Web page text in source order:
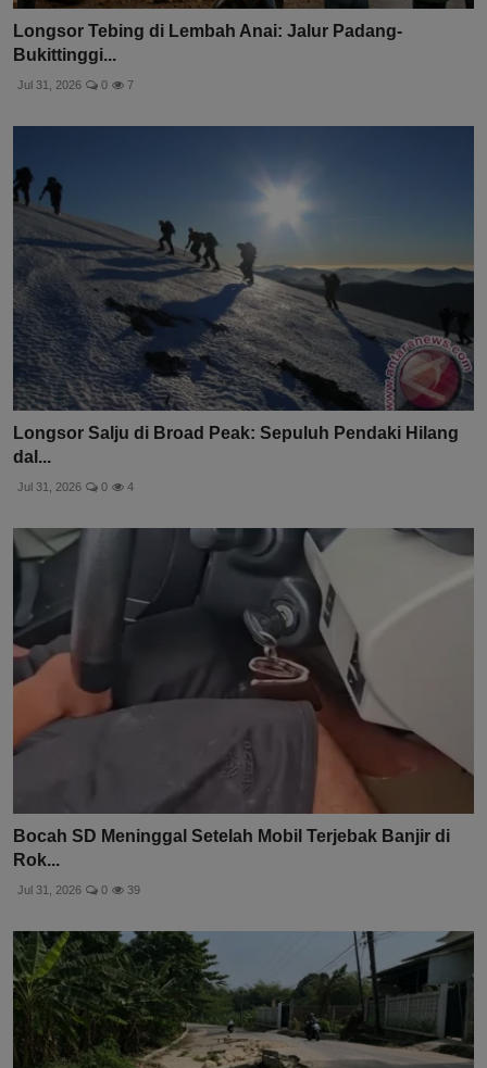
Longsor Tebing di Lembah Anai: Jalur Padang-
Bukittinggi...
Jul 31, 2026 0 7
Longsor Salju di Broad Peak: Sepuluh Pendaki Hilang
dal...
Jul 31, 2026 0 4
Bocah SD Meninggal Setelah Mobil Terjebak Banjir di
Rok...
Jul 31, 2026 0 39